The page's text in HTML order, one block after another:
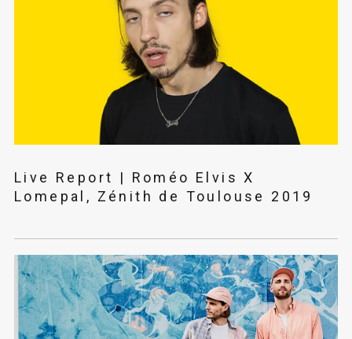
Live Report | Roméo Elvis X
Lomepal, Zénith de Toulouse 2019